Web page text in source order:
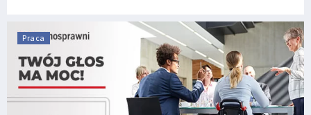
Praca